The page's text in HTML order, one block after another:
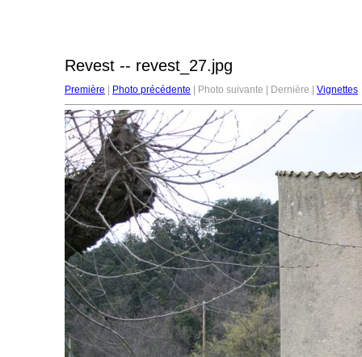
Revest -- revest_27.jpg
Première Photo précédente | Photo suivante | Dernière | Vignettes